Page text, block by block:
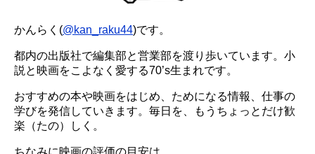
かんらく(@kan_raku44)です。
都内の出版社で編集部と営業部を渡り歩いています。小
説と映画をこよなく愛する70’s生まれです。
おすすめの本や映画をはじめ、ためになる情報、仕事の
学びを発信していきます。毎日を、もうちょっとだけ歓
楽（たの）しく。